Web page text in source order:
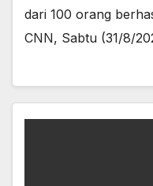
dari 100 orang
CNN, Sabtu (31/8/